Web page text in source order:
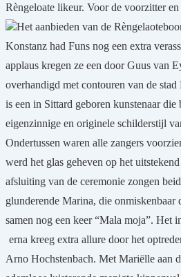
Rèngeloate likeur. Voor de voorzitter
Het aanbieden van de
Konstanz had Funs nog een extra
applaus kregen ze een door Guus van
overhandigd met contouren van de
is een in Sittard geboren kunstenaar die
eigenzinnige en originele schilderstijl
Ondertussen waren alle zangers
werd het glas geheven op het
afsluiting van de ceremonie zongen
glunderende Marina, die onmiskenbaar
samen nog een keer “Mala moja”. Het
erna kreeg extra allure door het
Arno Hochstenbach. Met Mariëlle aan